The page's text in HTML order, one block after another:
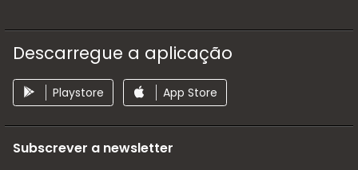
Descarregue a aplicação
Playstore App Store
Subscrever a newsletter